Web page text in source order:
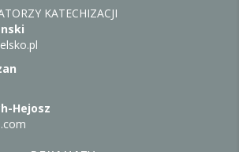
KATECHIZACJI
Hejosz